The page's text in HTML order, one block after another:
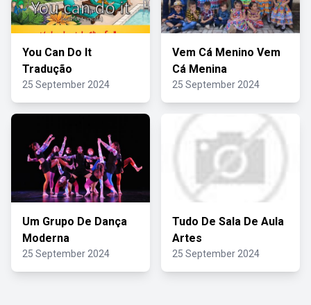
You Can Do It
Tradução
25 September 2024
Vem Cá Menino Vem
Cá Menina
25 September 2024
Um Grupo De Dança
Moderna
25 September 2024
Tudo De Sala De Aula
Artes
25 September 2024